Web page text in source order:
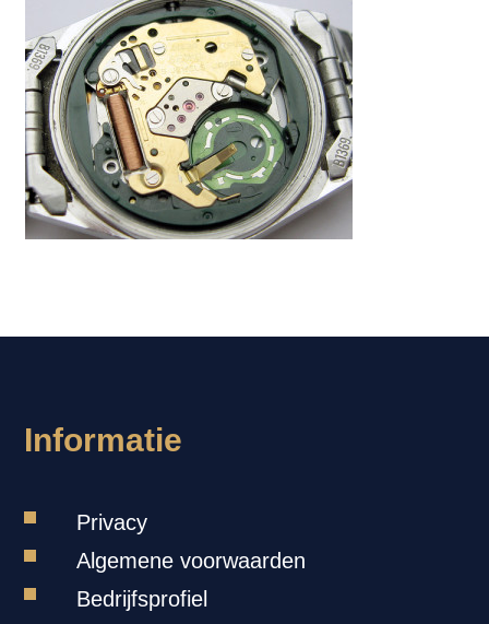
Informatie
Privacy
Algemene voorwaarden
Bedrijfsprofiel